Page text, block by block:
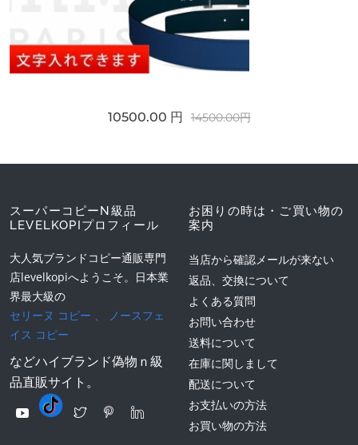
10500.00 円 14500.00円
スーパーコピーN級品
LEVELKOPIプロフィール
大人気ブランドコピー通販専門
店levelkopiへようこそ。日本業
界最大級の
セリーヌ コピー 、
ノースフェ
イス コピー
などハイブランド偽物ｎ級
品直販サイト。
お困りの時は・ご買い物の
案内
当店から確認メールが来ない
返品、交換について
よくある質問
お問い合わせ
送料について
在庫に関しまして
配送について
お支払いの方法
お買い物の方法